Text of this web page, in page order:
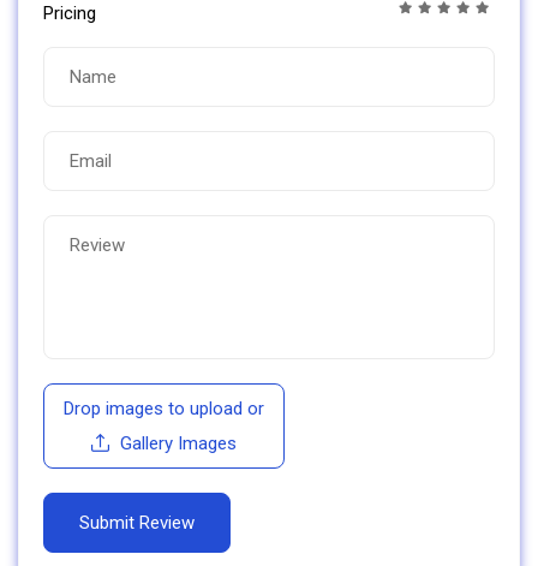
Pricing
Drop images to upload or
Gallery Images